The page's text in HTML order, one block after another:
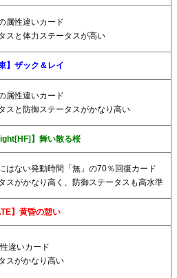
属性違いカード
スと体力ステータスが高い
】ザック＆レイ
属性違いカード
スと防御ステータスがかなり高い
】舞い散る桜
はない発動時間「無」の70％回復カード
スがかなり高く、防御ステータスも高水準
】黄昏の憩い
違いカード
スがかなり高い